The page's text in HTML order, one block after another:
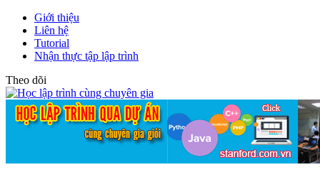
Giới thiệu
Liên hệ
Tutorial
Nhận thực tập lập trình
Theo dõi